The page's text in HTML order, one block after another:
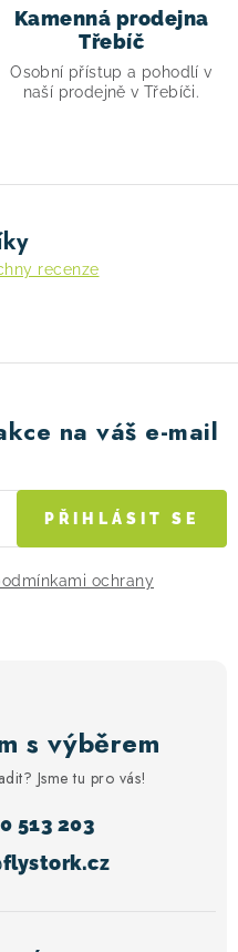
Kamenná prodejna
Třebíč
Osobní přístup a pohodlí v
naší prodejně v Třebíči.
recenze
na váš e-mail
ochrany
PŘIHLÁSIT SE
s výběrem
Jsme tu pro vás!
flystork.cz
513 203